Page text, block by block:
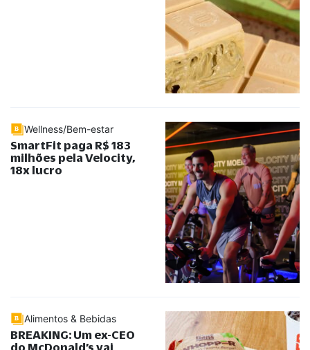
Wellness/Bem-estar
SmartFit paga R$ 183
milhões pela Velocity,
18x lucro
Alimentos & Bebidas
BREAKING: Um ex-CEO
do McDonald’s vai